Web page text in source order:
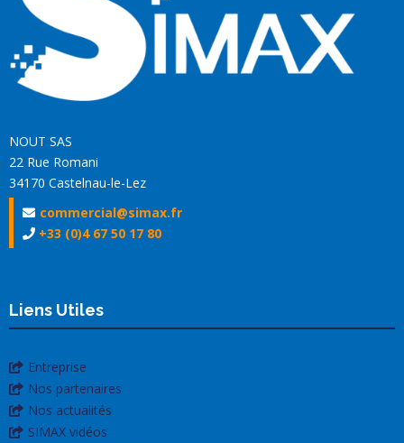
NOUT SAS
22 Rue Romani
34170 Castelnau-le-Lez
commercial@simax.fr
+33 (0)4 67 50 17 80
Liens Utiles
Entreprise
Nos partenaires
Nos actualités
SIMAX vidéos